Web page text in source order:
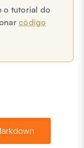
o tutorial do
código